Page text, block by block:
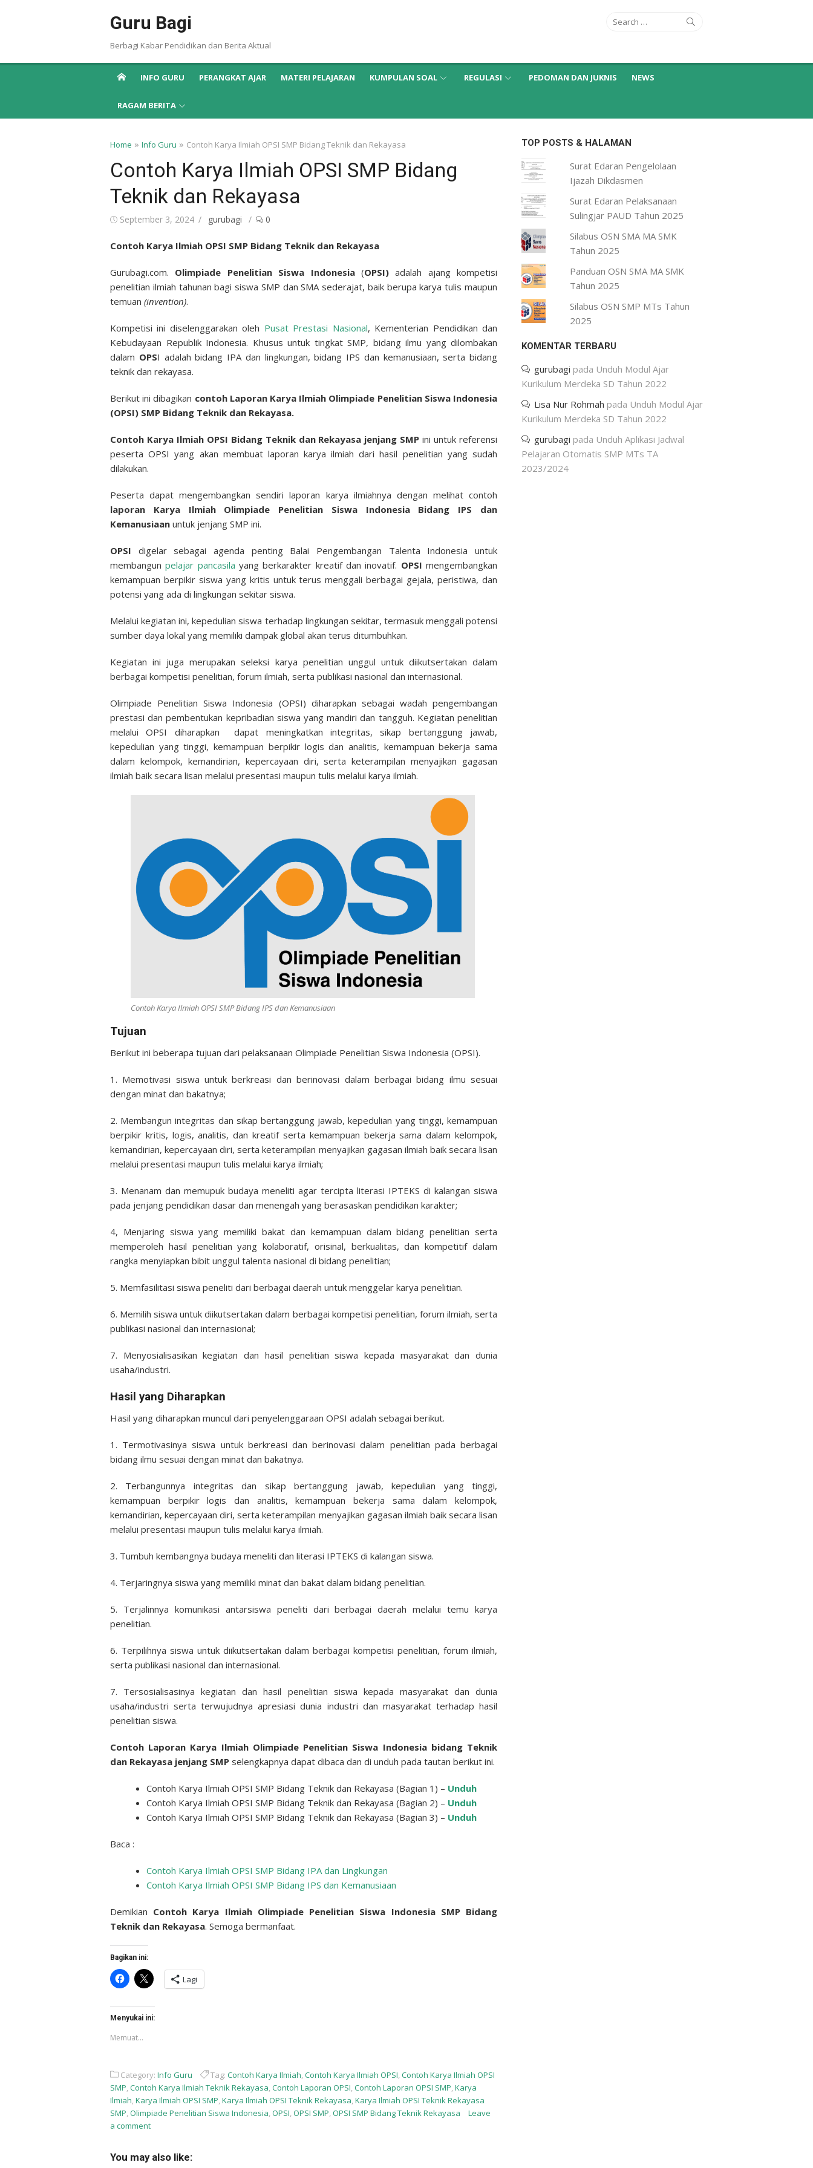
Guru Bagi
Berbagi Kabar Pendidikan dan Berita Aktual
Search
INFO GURU PERANGKAT AJAR MATERI PELAJARAN KUMPULAN SOAL REGULASI PEDOMAN DAN JUKNIS NEWS
RAGAM BERITA
Home » Info Guru » Contoh Karya Ilmiah OPSI SMP Bidang Teknik dan Rekayasa
Contoh Karya Ilmiah OPSI SMP Bidang
Teknik dan Rekayasa
Posted
September 3, 2024 Author
gurubagi 0
Contoh Karya Ilmiah OPSI SMP Bidang Teknik dan Rekayasa
Gurubagi.com. Olimpiade Penelitian Siswa Indonesia(OPSI)adalah ajang kompetisi
penelitian ilmiah tahunan bagi siswa SMP dan SMA sederajat, baik berupa karya tulis maupun
temuan (invention).
Kompetisi ini diselenggarakan oleh Pusat Prestasi Nasional, Kementerian Pendidikan dan
Kebudayaan Republik Indonesia. Khusus untuk tingkat SMP, bidang ilmu yang dilombakan
dalam OPSI adalah bidang IPA dan lingkungan, bidang IPS dan kemanusiaan, serta bidang
teknik dan rekayasa.
Berikut ini dibagikan contoh Laporan Karya Ilmiah Olimpiade Penelitian Siswa Indonesia
(OPSI) SMP Bidang Teknik dan Rekayasa.
Contoh Karya Ilmiah OPSI Bidang Teknik dan Rekayasa jenjang SMPini untuk referensi
peserta OPSI yang akan membuat laporan karya ilmiah dari hasil penelitian yang sudah
dilakukan.
Peserta dapat mengembangkan sendiri laporan karya ilmiahnya dengan melihat contoh
laporan
Karya Ilmiah Olimpiade Penelitian Siswa Indonesia Bidang IPS dan
Kemanusiaan untuk jenjang SMP ini.
OPSI digelar sebagai agenda penting Balai Pengembangan Talenta Indonesia untuk
membangunpelajar pancasila yang berkarakter kreatif dan inovatif. OPSI mengembangkan
kemampuan berpikir siswa yang kritis untuk terus menggali berbagai gejala, peristiwa, dan
potensi yang ada di lingkungan sekitar siswa.
Melalui kegiatan ini, kepedulian siswa terhadap lingkungan sekitar, termasuk menggali potensi
sumber daya lokal yang memiliki dampak global akan terus ditumbuhkan.
Kegiatan ini juga merupakan seleksi karya penelitian unggul untuk diikutsertakan dalam
berbagai kompetisi penelitian, forum ilmiah, serta publikasi nasional dan internasional.
Olimpiade Penelitian Siswa Indonesia (OPSI) diharapkan sebagai wadah pengembangan
prestasi dan pembentukan kepribadian siswa yang mandiri dan tangguh. Kegiatan penelitian
melalui OPSI diharapkan dapat meningkatkan integritas, sikap bertanggung jawab,
kepedulian yang tinggi, kemampuan berpikir logis dan analitis, kemampuan bekerja sama
dalam kelompok, kemandirian, kepercayaan diri, serta keterampilan menyajikan gagasan
ilmiah baik secara lisan melalui presentasi maupun tulis melalui karya ilmiah.
Contoh Karya Ilmiah OPSI SMP Bidang IPS dan Kemanusiaan
Tujuan
Berikut ini beberapa tujuan dari pelaksanaan Olimpiade Penelitian Siswa Indonesia (OPSI).
1. Memotivasi siswa untuk berkreasi dan berinovasi dalam berbagai bidang ilmu sesuai
dengan minat dan bakatnya;
2. Membangun integritas dan sikap bertanggung jawab, kepedulian yang tinggi, kemampuan
berpikir kritis, logis, analitis, dan kreatif serta kemampuan bekerja sama dalam kelompok,
kemandirian, kepercayaan diri, serta keterampilan menyajikan gagasan ilmiah baik secara lisan
melalui presentasi maupun tulis melalui karya ilmiah;
3. Menanam dan memupuk budaya meneliti agar tercipta literasi IPTEKS di kalangan siswa
pada jenjang pendidikan dasar dan menengah yang berasaskan pendidikan karakter;
4, Menjaring siswa yang memiliki bakat dan kemampuan dalam bidang penelitian serta
memperoleh hasil penelitian yang kolaboratif, orisinal, berkualitas, dan kompetitif dalam
rangka menyiapkan bibit unggul talenta nasional di bidang penelitian;
5. Memfasilitasi siswa peneliti dari berbagai daerah untuk menggelar karya penelitian.
6. Memilih siswa untuk diikutsertakan dalam berbagai kompetisi penelitian, forum ilmiah, serta
publikasi nasional dan internasional;
7. Menyosialisasikan kegiatan dan hasil penelitian siswa kepada masyarakat dan dunia
usaha/industri.
Hasil yang Diharapkan
Hasil yang diharapkan muncul dari penyelenggaraan OPSI adalah sebagai berikut.
1. Termotivasinya siswa untuk berkreasi dan berinovasi dalam penelitian pada berbagai
bidang ilmu sesuai dengan minat dan bakatnya.
2. Terbangunnya integritas dan sikap bertanggung jawab, kepedulian yang tinggi,
kemampuan berpikir logis dan analitis, kemampuan bekerja sama dalam kelompok,
kemandirian, kepercayaan diri, serta keterampilan menyajikan gagasan ilmiah baik secara lisan
melalui presentasi maupun tulis melalui karya ilmiah.
3. Tumbuh kembangnya budaya meneliti dan literasi IPTEKS di kalangan siswa.
4. Terjaringnya siswa yang memiliki minat dan bakat dalam bidang penelitian.
5. Terjalinnya komunikasi antarsiswa peneliti dari berbagai daerah melalui temu karya
penelitian.
6. Terpilihnya siswa untuk diikutsertakan dalam berbagai kompetisi penelitian, forum ilmiah,
serta publikasi nasional dan internasional.
7. Tersosialisasinya kegiatan dan hasil penelitian siswa kepada masyarakat dan dunia
usaha/industri serta terwujudnya apresiasi dunia industri dan masyarakat terhadap hasil
penelitian siswa.
Contoh Laporan Karya Ilmiah Olimpiade Penelitian Siswa Indonesia bidang Teknik
dan Rekayasa jenjang SMP selengkapnya dapat dibaca dan di unduh pada tautan berikut ini.
Contoh Karya Ilmiah OPSI SMP Bidang Teknik dan Rekayasa (Bagian 1) – Unduh
Contoh Karya Ilmiah OPSI SMP Bidang Teknik dan Rekayasa (Bagian 2) – Unduh
Contoh Karya Ilmiah OPSI SMP Bidang Teknik dan Rekayasa (Bagian 3) – Unduh
Baca :
Contoh Karya Ilmiah OPSI SMP Bidang IPA dan Lingkungan
Contoh Karya Ilmiah OPSI SMP Bidang IPS dan Kemanusiaan
Demikian Contoh Karya Ilmiah Olimpiade Penelitian Siswa Indonesia SMP Bidang
Teknik dan Rekayasa. Semoga bermanfaat.
Bagikan ini:
Klik
untuk
membagikan
Facebook(Membuka
di
jendela
baru)
Klik
untuk
berbagi
X(Membuka
di
jendela
Lagi
Menyukai ini:
Memuat...
Category: Info Guru Tag:Contoh Karya Ilmiah,Contoh Karya Ilmiah OPSI,Contoh Karya Ilmiah OPSI
SMP,Contoh Karya Ilmiah Teknik Rekayasa,Contoh Laporan OPSI,Contoh Laporan OPSI SMP,Karya
Ilmiah,Karya Ilmiah OPSI SMP,Karya Ilmiah OPSI Teknik Rekayasa,Karya Ilmiah OPSI Teknik Rekayasa
SMP,Olimpiade Penelitian Siswa Indonesia,OPSI,OPSI SMP,OPSI SMP Bidang Teknik Rekayasa
Leave
a comment
You may also like:
TOP POSTS & HALAMAN
Surat Edaran Pengelolaan
Ijazah Dikdasmen
Surat Edaran Pelaksanaan
Sulingjar PAUD Tahun 2025
Silabus OSN SMA MA SMK
Tahun 2025
Panduan OSN SMA MA SMK
Tahun 2025
Silabus OSN SMP MTs Tahun
2025
KOMENTAR TERBARU
gurubagi pada Unduh Modul Ajar
Kurikulum Merdeka SD Tahun 2022
Lisa Nur Rohmah pada Unduh Modul Ajar
Kurikulum Merdeka SD Tahun 2022
gurubagi pada Unduh Aplikasi Jadwal
Pelajaran Otomatis SMP MTs TA
2023/2024